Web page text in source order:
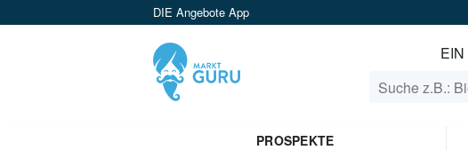
DIE Angebote App
EIN
PROSPEKTE